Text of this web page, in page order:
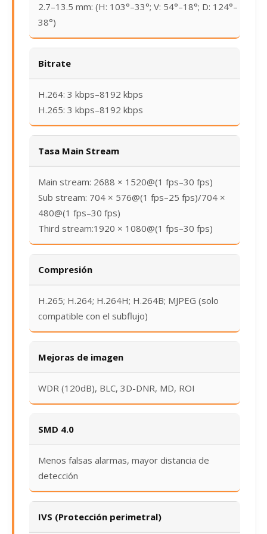
2.7–13.5 mm: (H: 103°–33°; V: 54°–18°; D: 124°–
38°)
Bitrate
H.264: 3 kbps–8192 kbps
H.265: 3 kbps–8192 kbps
Tasa Main Stream
Main stream: 2688 × 1520@(1 fps–30 fps)
Sub stream: 704 × 576@(1 fps–25 fps)/704 ×
480@(1 fps–30 fps)
Third stream:1920 × 1080@(1 fps–30 fps)
Compresión
H.265; H.264; H.264H; H.264B; MJPEG (solo
compatible con el subflujo)
Mejoras de imagen
WDR (120dB), BLC, 3D-DNR, MD, ROI
SMD 4.0
Menos falsas alarmas, mayor distancia de
detección
IVS (Protección perimetral)